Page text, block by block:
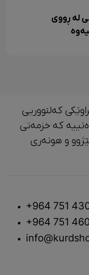
لە ڕووی
کەلتووریی
کە خزمەتی
زمان، کەلتوور، مێژوو و ‎هونەری
+964 751
+964 751